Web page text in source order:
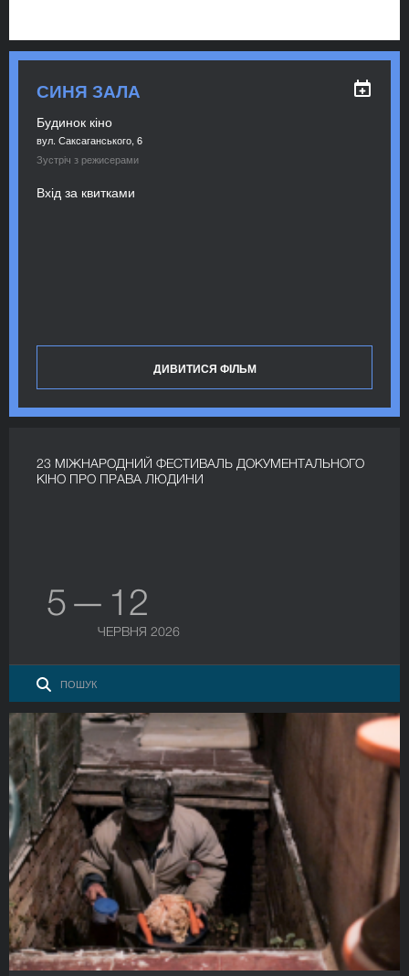
СИНЯ ЗАЛА
Будинок кіно
вул. Саксаганського, 6
Зустріч з режисерами
Вхід за квитками
ДИВИТИСЯ ФІЛЬМ
23 МІЖНАРОДНИЙ ФЕСТИВАЛЬ ДОКУМЕНТАЛЬНОГО
КІНО ПРО ПРАВА ЛЮДИНИ
5 — 12
ЧЕРВНЯ 2026